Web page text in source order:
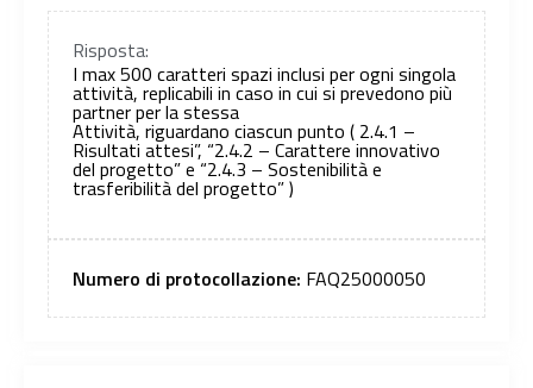
Risposta:
I max 500 caratteri spazi inclusi per ogni singola
attività, replicabili in caso in cui si prevedono più
partner per la stessa
Attività, riguardano ciascun punto ( 2.4.1 –
Risultati attesi”, “2.4.2 – Carattere innovativo
del progetto” e “2.4.3 – Sostenibilità e
trasferibilità del progetto” )
Numero di protocollazione: FAQ25000050